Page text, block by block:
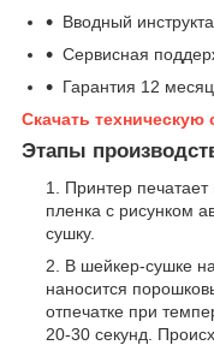
Вводный
Сервисная
Гарантия 12
Скачать
Этапы
Принтер
пленка с рисунком
сушку.
В шейкер-сушке
наносится
отпечатке при
20-30 секунд.